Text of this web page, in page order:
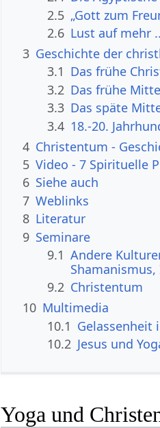
2.5 „Gott zum
2.6 Lust auf mehr
3 Geschichte der
3.1 Das frühe
3.2 Das frühe
3.3 Das späte
3.4 18.-20.
4 Christentum -
5 Video - 7 Spirituelle
6 Siehe auch
7 Weblinks
8 Literatur
9 Seminare
9.1 Andere
9.2 Christentum
10 Multimedia
10.1 Gelassenheit
10.2 Jesus und
Yoga und